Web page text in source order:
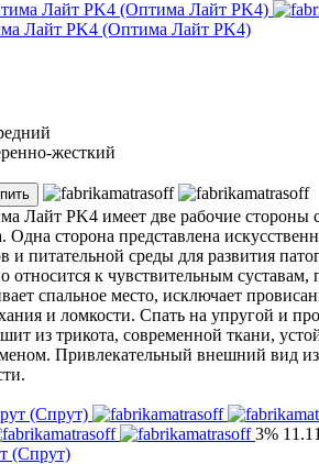
Лайт PK4 (Оптима Лайт PK4)
жесткий
Лайт PK4 имеет две рабочие
Одна сторона представлена
и питательной среды для развития
к чувствительным суставам,
спальное место, исключает
и ломкости. Спать на упругой и
из трикота, современной ткани,
Привлекательный внешний вид
3% 11.11
(Спрут)